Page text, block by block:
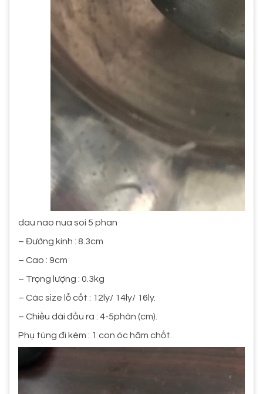
dau nao nua soi 5 phan
– Đường kính : 8.3cm
– Cao : 9cm
– Trọng lượng : 0.3kg
– Các size lỗ cốt : 12ly/ 14ly/ 16ly.
– Chiều dài đầu ra : 4-5phân (cm).
Phụ tùng đi kèm : 1 con óc hãm chốt.